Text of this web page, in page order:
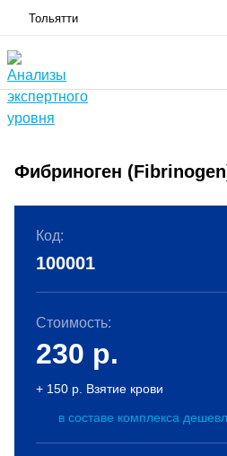
Тольятти
Фибриноген
Код:
100001
Стоимость:
230 р.
+ 150 р. Взятие крови
в составе комплекса